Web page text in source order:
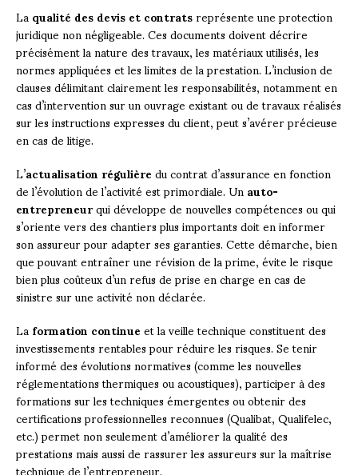
Laqualité des devis et contratsreprésente une protection
juridique non négligeable. Ces documents doivent décrire
précisément la nature des travaux, les matériaux utilisés, les
normes appliquées et les limites de la prestation. L’inclusion de
clauses délimitant clairement les responsabilités, notamment en
cas d’intervention sur un ouvrage existant ou de travaux réalisés
sur les instructions expresses du client, peut s’avérer précieuse
en cas de litige.
L’actualisation régulièredu contrat d’assurance en fonction
de l’évolution de l’activité est primordiale. Unauto-
entrepreneurqui développe de nouvelles compétences ou qui
s’oriente vers des chantiers plus importants doit en informer
son assureur pour adapter ses garanties. Cette démarche, bien
que pouvant entraîner une révision de la prime, évite le risque
bien plus coûteux d’un refus de prise en charge en cas de
sinistre sur une activité non déclarée.
Laformation continueet la veille technique constituent des
investissements rentables pour réduire les risques. Se tenir
informé des évolutions normatives (comme les nouvelles
réglementations thermiques ou acoustiques), participer à des
formations sur les techniques émergentes ou obtenir des
certifications professionnelles reconnues (Qualibat, Qualifelec,
etc.) permet non seulement d’améliorer la qualité des
prestations mais aussi de rassurer les assureurs sur la maîtrise